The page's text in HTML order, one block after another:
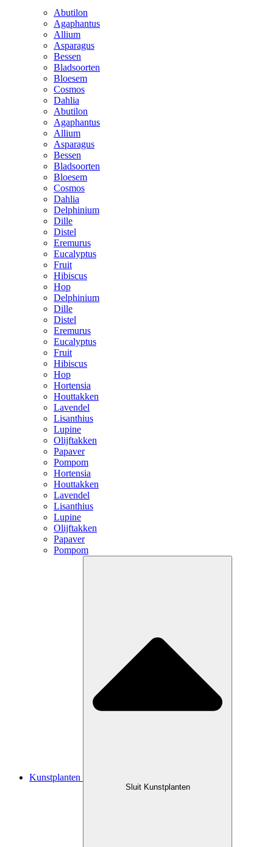
Abutilon
Agaphantus
Allium
Asparagus
Bessen
Bladsoorten
Bloesem
Cosmos
Dahlia
Abutilon
Agaphantus
Allium
Asparagus
Bessen
Bladsoorten
Bloesem
Cosmos
Dahlia
Delphinium
Dille
Distel
Eremurus
Eucalyptus
Fruit
Hibiscus
Hop
Delphinium
Dille
Distel
Eremurus
Eucalyptus
Fruit
Hibiscus
Hop
Hortensia
Houttakken
Lavendel
Lisanthius
Lupine
Olijftakken
Papaver
Pompom
Hortensia
Houttakken
Lavendel
Lisanthius
Lupine
Olijftakken
Papaver
Pompom
Kunstplanten
Sluit Kunstplanten